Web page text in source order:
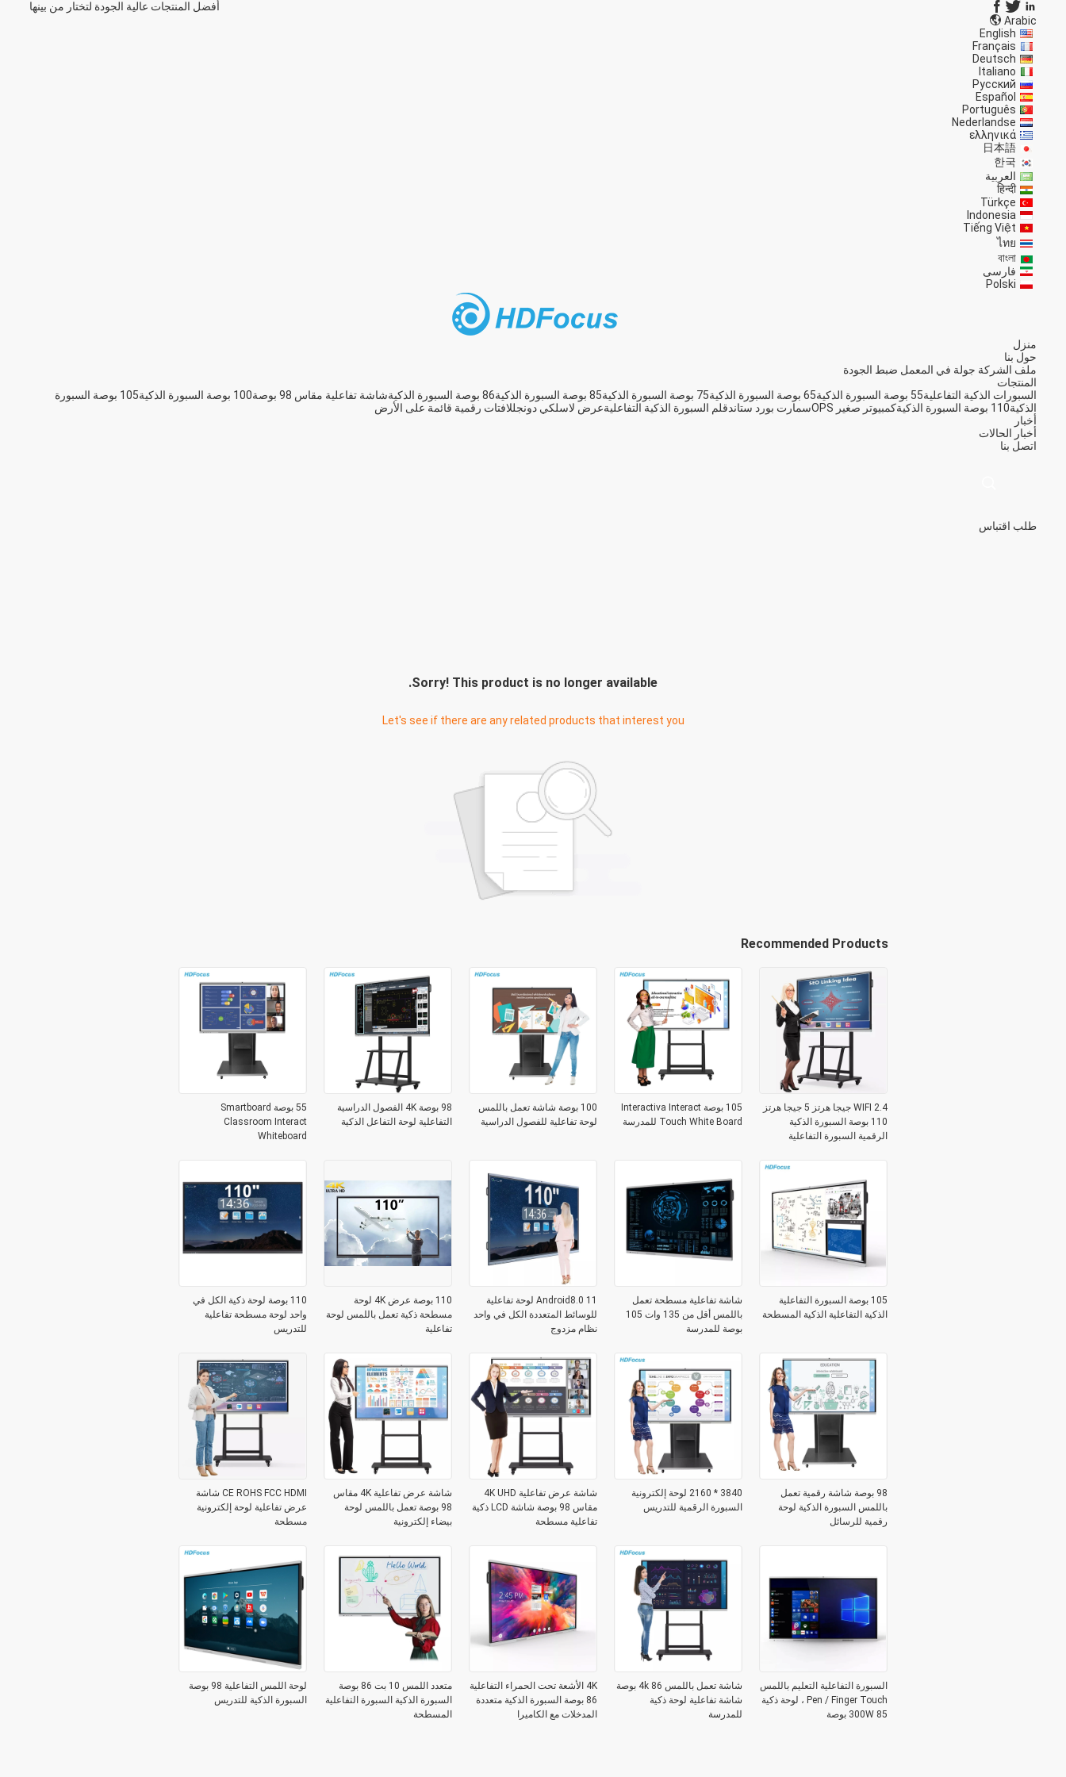
أفضل المنتجات عالية الجودة لتختار من بينها
Arabic
English
Français
Deutsch
Italiano
Русский
Español
Português
Nederlandse
ελληνικά
日本語
한국
العربية
हिन्दी
Türkçe
Indonesia
Tiếng Việt
ไทย
বাংলা
فارسی
Polski
منزل
حول بنا
ملف الشركة جولة في المعمل ضبط الجودة
المنتجات
السبورات الذكية التفاعلية55 بوصة السبورة الذكية 65 بوصة السبورة الذكية 75 بوصة السبورة الذكية 85 بوصة السبورة الذكية 86 بوصة السبورة الذكية شاشة تفاعلية مقاس 98 بوصة 100 بوصة السبورة الذكية
105 بوصة السبورة
الذكية110 بوصة السبورة الذكية كمبيوتر صغير OPS سمارت بورد ستاندقلم السبورة الذكية التفاعليةعرض لاسلكي دونجللافتات رقمية قائمة على الأرض
أخبار
أخبار الحالات
اتصل بنا
طلب اقتباس
Sorry! This product is no longer available.
Let's see if there are any related products that interest you
Recommended Products
55 بوصة Smartboard
Classroom Interact
Whiteboard
98 بوصة 4K الفصول الدراسية
التفاعلية لوحة التفاعل الذكية
100 بوصة شاشة تعمل باللمس
لوحة تفاعلية للفصول الدراسية
105 بوصة Interactiva Interact
Touch White Board للمدرسة
WIFI 2.4 جيجا هرتز 5 جيجا هرتز
110 بوصة السبورة الذكية
الرقمية السبورة التفاعلية
110 بوصة لوحة ذكية الكل في
واحد لوحة مسطحة تفاعلية
للتدريس
110 بوصة عرض 4K لوحة
مسطحة ذكية تعمل باللمس لوحة
تفاعلية
Android8.0 11 لوحة تفاعلية
للوسائط المتعددة الكل في واحد
نظام مزدوج
شاشة تفاعلية مسطحة تعمل
باللمس أقل من 135 وات 105
بوصة للمدرسة
105 بوصة السبورة التفاعلية
الذكية التفاعلية الذكية المسطحة
CE ROHS FCC HDMI شاشة
عرض تفاعلية لوحة إلكترونية
مسطحة
شاشة عرض تفاعلية 4K مقاس
98 بوصة تعمل باللمس لوحة
بيضاء إلكترونية
شاشة عرض تفاعلية 4K UHD
مقاس 98 بوصة شاشة LCD ذكية
تفاعلية مسطحة
3840 * 2160 لوحة إلكترونية
السبورة الرقمية للتدريس
98 بوصة شاشة رقمية تعمل
باللمس السبورة الذكية لوحة
رقمية للرسائل
لوحة اللمس التفاعلية 98 بوصة
السبورة الذكية للتدريس
متعدد اللمس 10 بت 86 بوصة
السبورة الذكية السبورة التفاعلية
المسطحة
4K الأشعة تحت الحمراء التفاعلية
86 بوصة السبورة الذكية متعددة
المدخلات مع الكاميرا
شاشة تعمل باللمس 4k 86 بوصة
شاشة تفاعلية لوحة ذكية
للمدرسة
السبورة التفاعلية التعليم باللمس
Pen / Finger Touch ، لوحة ذكية
300W 85 بوصة